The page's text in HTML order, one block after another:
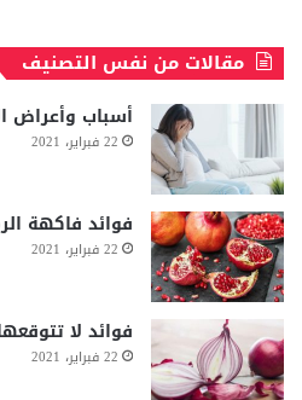
مقالات من نفس التصنيف
أسباب وأعراض
22 فبراير، 2021
فوائد فاكهة
22 فبراير، 2021
فوائد لا
22 فبراير، 2021